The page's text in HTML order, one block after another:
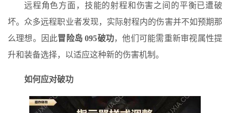
远程角色方面，技能的射程和伤害之间的平衡已遭破
坏。众多远程职业者发现，实际射程内的伤害并不如预期那
么理想。因此冒险岛 095破功，他们可能需重新审视属性提
升和装备选择，以适应这种新的伤害机制。
如何应对破功